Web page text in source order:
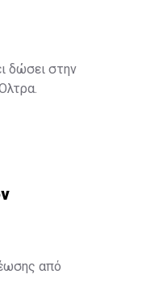
δώσει στην
από